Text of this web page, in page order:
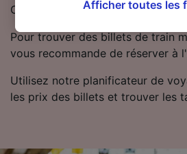
Cornavin.
Pour trouver des billets de train
vous recommande de réserver à
Utilisez notre planificateur de
les prix des billets et trouver les
cliquant ci-dessous ou à tout
préférences seront signalées
et n’affecteront pas les
de traçage si vous nous
pas vous tracer.
externes, traitent des données
Afficher toutes les